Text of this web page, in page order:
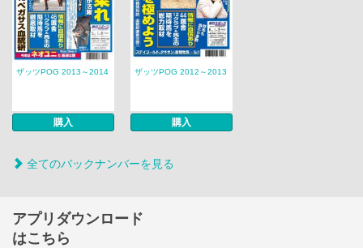
ザッツPOG 2013～2014
購入
ザッツPOG 2012～2013
購入
全てのバックナンバーを見る
アプリダウンロード
はこちら